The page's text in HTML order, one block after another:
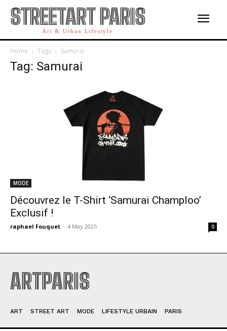
STREETART PARIS
Art & Urban Lifestyle
Home Tags Samurai
Tag: Samurai
MODE
Découvrez le T-Shirt ‘Samurai Champloo’
Exclusif !
raphael Fouquet - 4 May 2025 0
ARTPARIS
ART STREET ART MODE LIFESTYLE URBAIN PARIS